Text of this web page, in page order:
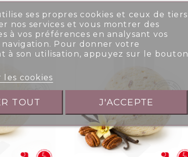
ses propres cookies et ceux de tiers
nos services et vous montrer des
à vos préférences en analysant vos
navigation. Pour donner votre
à son utilisation, appuyez sur le bouton
les cookies
TOUT J'ACCEPTE